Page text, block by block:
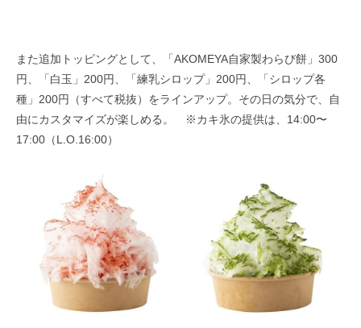
また追加トッピングとして、「AKOMEYA自家製わらび餅」300
円、「白玉」200円、「練乳シロップ」200円、「シロップ各
種」200円（すべて税抜）をラインアップ。その日の気分で、自
由にカスタマイズが楽しめる。 ※カキ氷の提供は、14:00〜
17:00（L.O.16:00）